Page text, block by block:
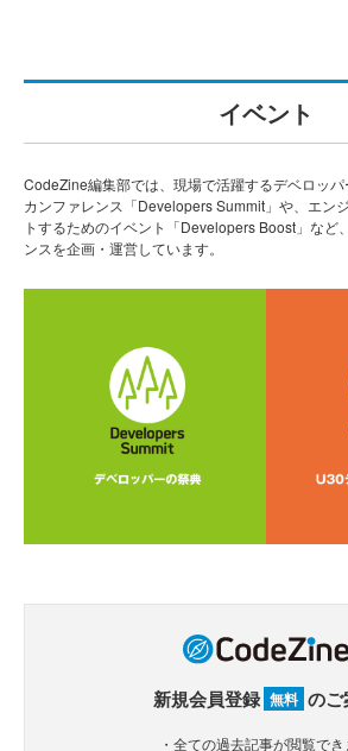
イベント
CodeZine編集部では、現場で活躍するデベロッ
カンファレンス「Developers Summit」や、エン
トするためのイベント「Developers Boost」など
ンスを企画・運営しています。
新規会員登録 無料 のご
・全ての過去記事が閲覧で